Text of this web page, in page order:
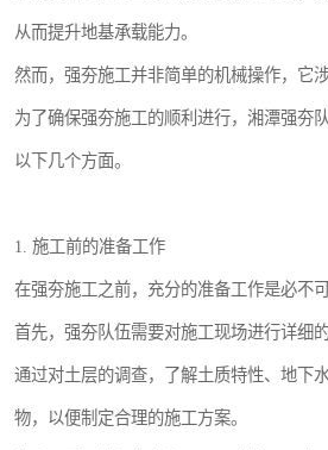
从而提升地基承载能力。
然而，强夯施工并非简单的机械操作，它
为了确保强夯施工的顺利进行，湘潭强夯
以下几个方面。
1. 施工前的准备工作
在强夯施工之前，充分的准备工作是必不可
首先，强夯队伍需要对施工现场进行详细的
通过对土层的调查，了解土质特性、地下
物，以便制定合理的施工方案。